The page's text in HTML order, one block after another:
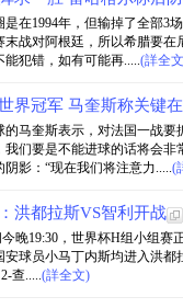
在1994年，但输掉了全部3
战对阿根廷，所以希腊要
犯错，如有可能再.....(詳全
界冠军 马奎斯称关键
马奎斯表示，对法国一战
我们要是不能进球的话将会
影：“现在我们将注意力.....(
洪都拉斯VS智利开战
晚19:30，世界杯H组小组
球员小马丁内斯均进入洪都
查.....(詳全文)